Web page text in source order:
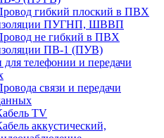
гибкий плоский в ПВХ
ПУГНП, ШВВП
не гибкий в ПВХ
ПВ-1 (ПУВ)
для телефонии и передачи
связи и передачи
TV
аккустический,